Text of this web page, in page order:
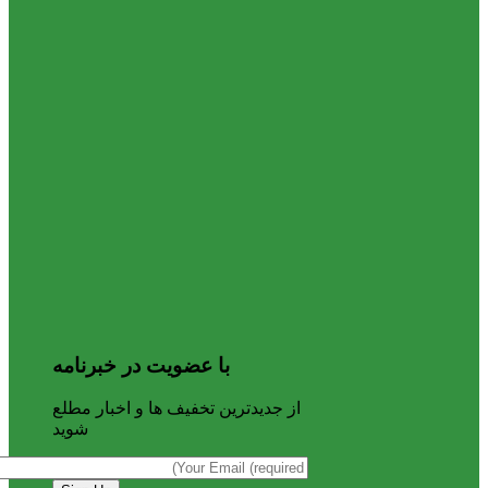
با عضویت در خبرنامه
از جدیدترین تخفیف ها و اخبار مطلع
شوید